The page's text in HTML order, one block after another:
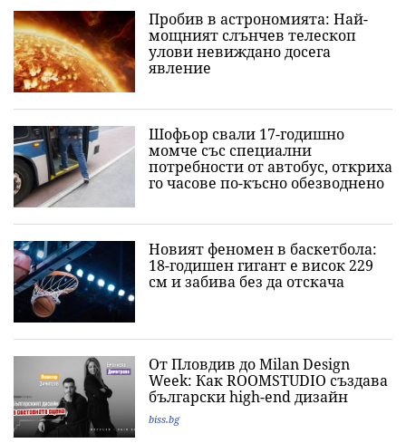
Пробив в астрономията: Най-
мощният слънчев телескоп
улови невиждано досега
явление
Шофьор свали 17-годишно
момче със специални
потребности от автобус, откриха
го часове по-късно обезводнено
Новият феномен в баскетбола:
18-годишен гигант е висок 229
см и забива без да отскача
От Пловдив до Milan Design
Week: Как ROOMSTUDIO създава
български high-end дизайн
biss.bg